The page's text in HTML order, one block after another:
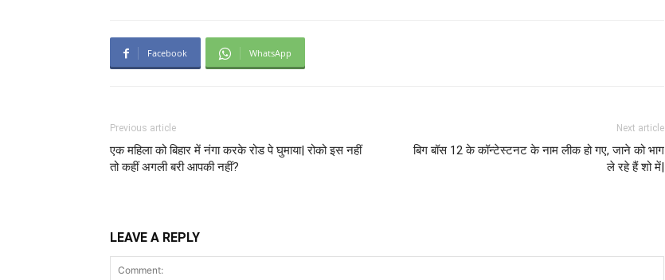
Facebook WhatsApp
Previous article
एक महिला को बिहार में नंगा करके रोड पे घुमाया| रोको इस नहीं
तो कहीं अगली बरी आपकी नहीं?
Next article
बिग बॉस 12 के कॉन्टेस्टनट के नाम लीक हो गए, जाने को भाग
ले रहे हैं शो में|
LEAVE A REPLY